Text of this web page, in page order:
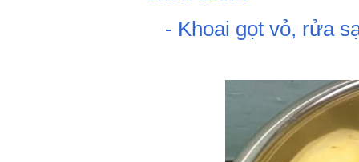
- Khoai gọt vỏ, rửa